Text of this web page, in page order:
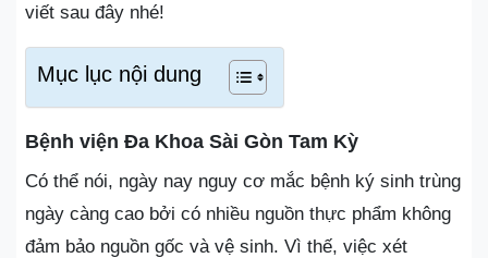
viết sau đây nhé!
Mục lục nội dung
Bệnh viện Đa Khoa Sài Gòn Tam Kỳ
Có thể nói, ngày nay nguy cơ mắc bệnh ký sinh trùng
ngày càng cao bởi có nhiều nguồn thực phẩm không
đảm bảo nguồn gốc và vệ sinh. Vì thế, việc xét